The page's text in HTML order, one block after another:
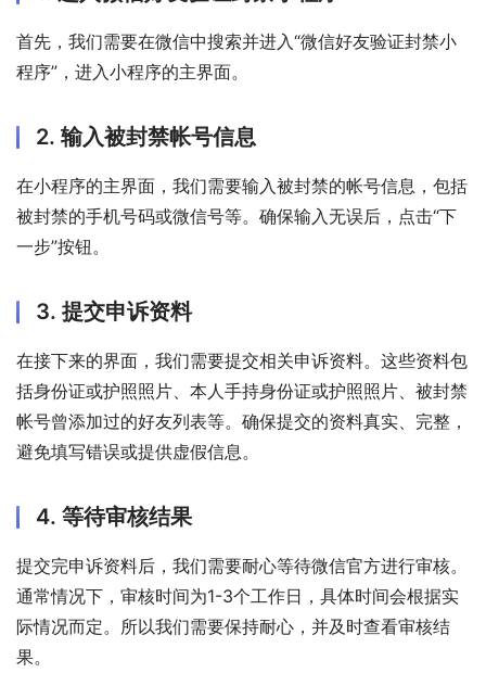
首先，我们需要在微信中搜索并进入“微信好友验证封禁小
程序”，进入小程序的主界面。
2. 输入被封禁帐号信息
在小程序的主界面，我们需要输入被封禁的帐号信息，包括
被封禁的手机号码或微信号等。确保输入无误后，点击“下
一步”按钮。
3. 提交申诉资料
在接下来的界面，我们需要提交相关申诉资料。这些资料包
括身份证或护照照片、本人手持身份证或护照照片、被封禁
帐号曾添加过的好友列表等。确保提交的资料真实、完整，
避免填写错误或提供虚假信息。
4. 等待审核结果
提交完申诉资料后，我们需要耐心等待微信官方进行审核。
通常情况下，审核时间为1-3个工作日，具体时间会根据实
际情况而定。所以我们需要保持耐心，并及时查看审核结
果。